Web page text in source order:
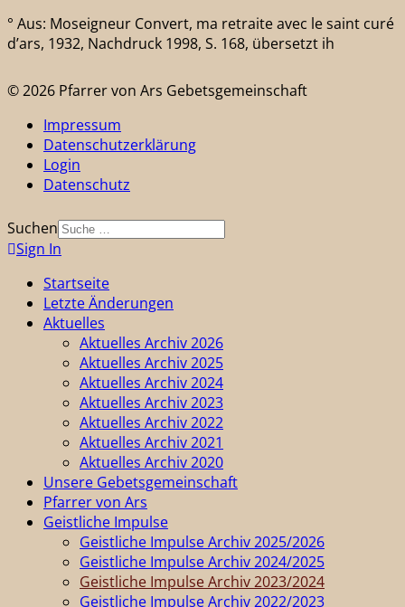
° Aus: Moseigneur Convert, ma retraite avec le saint curé
d’ars, 1932, Nachdruck 1998, S. 168, übersetzt ih
© 2026 Pfarrer von Ars Gebetsgemeinschaft
Impressum
Datenschutzerklärung
Login
Datenschutz
Suchen
Sign In
Startseite
Letzte Änderungen
Aktuelles
Aktuelles Archiv 2026
Aktuelles Archiv 2025
Aktuelles Archiv 2024
Aktuelles Archiv 2023
Aktuelles Archiv 2022
Aktuelles Archiv 2021
Aktuelles Archiv 2020
Unsere Gebetsgemeinschaft
Pfarrer von Ars
Geistliche Impulse
Geistliche Impulse Archiv 2025/2026
Geistliche Impulse Archiv 2024/2025
Geistliche Impulse Archiv 2023/2024
Geistliche Impulse Archiv 2022/2023